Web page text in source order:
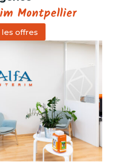
Montpellier
les offres